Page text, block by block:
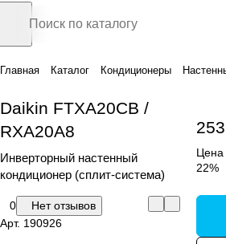
Главная Каталог Кондиционеры
Daikin FTXA20CB /
RXA20A8
Инверторный настенный
кондиционер (сплит-система)
0
Нет отзывов
Арт. 190926
Цена
22%